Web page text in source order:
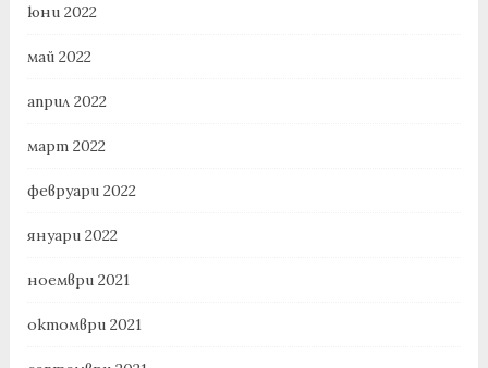
юни 2022
май 2022
април 2022
март 2022
февруари 2022
януари 2022
ноември 2021
октомври 2021